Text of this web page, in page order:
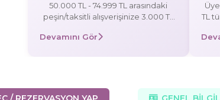
50.000 TL - 74.999 TL arasındaki
peşin/taksitli alışverişinize 3.000 TL
arasındaki peşin/taksitli alışverişinize
Devamını Gör
TL